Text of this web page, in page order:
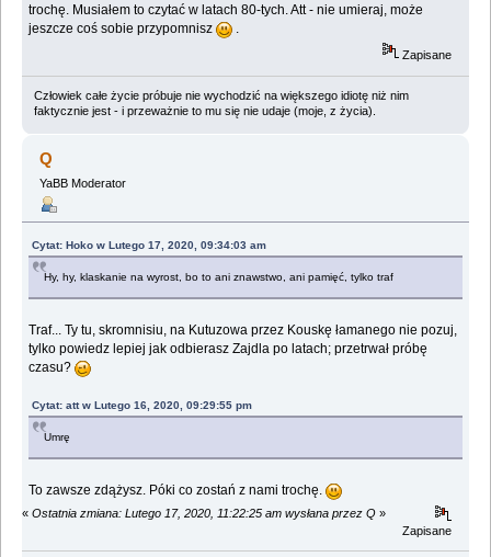
trochę. Musiałem to czytać w latach 80-tych. Att - nie umieraj, może
jeszcze coś sobie przypomnisz
.
Zapisane
Człowiek całe życie próbuje nie wychodzić na większego idiotę niż nim
faktycznie jest - i przeważnie to mu się nie udaje (moje, z życia).
Q
YaBB Moderator
Cytat: Hoko w Lutego 17, 2020, 09:34:03 am
Hy, hy, klaskanie na wyrost, bo to ani znawstwo, ani pamięć, tylko traf
Traf... Ty tu, skromnisiu, na Kutuzowa przez Kouskę łamanego nie pozuj,
tylko powiedz lepiej jak odbierasz Zajdla po latach; przetrwał próbę
czasu?
Cytat: att w Lutego 16, 2020, 09:29:55 pm
Umrę
To zawsze zdążysz. Póki co zostań z nami trochę.
« Ostatnia zmiana: Lutego 17, 2020, 11:22:25 am wysłana przez Q »
Zapisane